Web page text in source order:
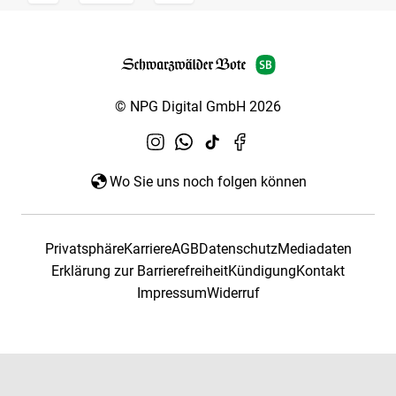
© NPG Digital GmbH 2026
Wo Sie uns noch folgen können
PrivatsphäreKarriereAGBDatenschutzMediadaten
Erklärung zur BarrierefreiheitKündigungKontakt
ImpressumWiderruf